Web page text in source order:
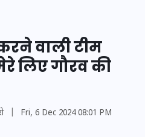
वाली टीम
लिए गौरव की
Fri, 6 Dec 2024 08:01 PM